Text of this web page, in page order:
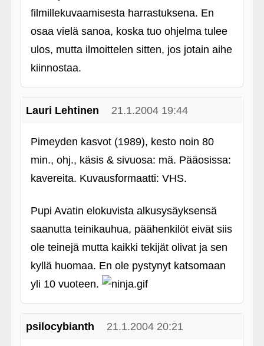
filmillekuvaamisesta harrastuksena. En
osaa vielä sanoa, koska tuo ohjelma tulee
ulos, mutta ilmoittelen sitten, jos jotain aihe
kiinnostaa.
Lauri Lehtinen 21.1.2004 19:44
Pimeyden kasvot (1989), kesto noin 80
min., ohj., käsis & sivuosa: mä. Pääosissa:
kavereita. Kuvausformaatti: VHS.
Pupi Avatin elokuvista alkusysäyksensä
saanutta teinikauhua, päähenkilöt eivät siis
ole teinejä mutta kaikki tekijät olivat ja sen
kyllä huomaa. En ole pystynyt katsomaan
yli 10 vuoteen.
psilocybianth 21.1.2004 20:21